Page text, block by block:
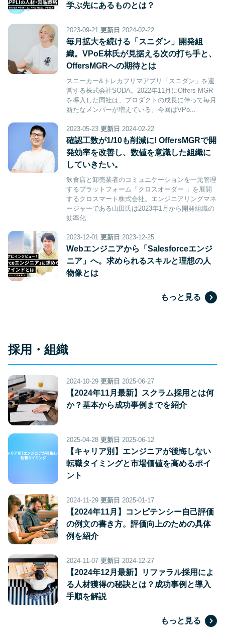
学ぶ先にあるものとは？
2023-09-21 更新日 2024-02-22
毎月拡大を続ける「スニダン」開発組
織。VPoE林氏が見据える次の打ち手と、
OffersMGRへの期待とは
スニーカー&トレカフリマアプリ「スニダン」を運
営する株式会社SODA。2022年11月にOffers MGR
を導入した同社は、プロダクトの成長に伴って毎月
新たなメンバーが増えている。今回はVPo...
2023-05-23 更新日 2024-02-22
確認工数が1/10も削減に! OffersMGRで開
発効率を改善し、数値を意識した組織に
していきたい。
飲食店と卸売業者のコミュニケーションを一元管理
するプラットフォーム「クロスオーダー 」を展開
するクロスマート株式会社。エンジニアリングマネ
ージャーである山田氏は2023年1月から開発組織の
効率化...
2023-12-01 更新日 2023-12-25
Webエンジニアから「Salesforceエンジ
ニア」へ。求められるスキルと理想の人
物像とは
もっと見る
採用・組織
2024-10-29 更新日 2025-06-27
【2024年11月最新】スクラム採用とは何
か？基本から成功事例までを紹介
2025-04-28 更新日 2025-06-12
【キャリア別】エンジニアが後悔しない
転職タイミングと市場価値を高めるポイ
ント
2024-11-29 更新日 2025-01-17
【2024年11月】コンピテンシー自己評価
の例文の書き方。評価向上のための具体
例を紹介
2024-11-07 更新日 2024-12-27
【2024年12月最新】リファラル採用によ
る人材獲得の秘訣とは？成功事例と導入
手順を解説
もっと見る